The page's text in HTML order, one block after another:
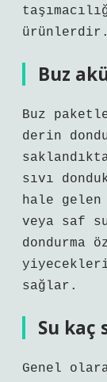
ürünlerdir.
Buz
Buz
derin
sıvı
hale
veya saf
dondurma
sağlar.
Su kaç
Genel